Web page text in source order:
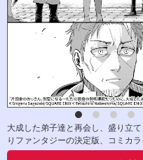
大成した弟子達と再会し、盛り立
りファンタジーの決定版、コミカ